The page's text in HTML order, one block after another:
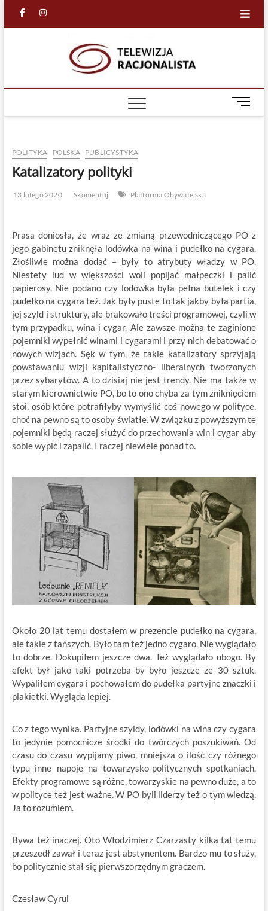
facebook
in
M
e
POLITYKA POLSKA PUBLICYSTYKA
Katalizatory polityki
13 lutego 2020 Skomentuj Platforma Obywatelska
Prasa doniosła, że wraz ze zmianą przewodniczącego PO z
jego gabinetu zniknęła lodówka na wina i pudełko na cygara.
Złośliwie można dodać – były to atrybuty władzy w PO.
Niestety lud w większości woli popijać małpeczki i palić
papierosy. Nie podano czy lodówka była pełna butelek i czy
pudełko na cygara też. Jak były puste to tak jakby była partia,
jej szyld i struktury, ale brakowało treści programowej, czyli w
tym przypadku, wina i cygar. Ale zawsze można te zaginione
pojemniki wypełnić winami i cygarami i przy nich debatować o
nowych wizjach. Sęk w tym, że takie katalizatory sprzyjają
powstawaniu wizji kapitalistyczno- liberalnych tworzonych
przez sybarytów. A to dzisiaj nie jest trendy. Nie ma także w
starym kierownictwie PO, bo to ono chyba za tym zniknięciem
stoi, osób które potrafiłyby wymyślić coś nowego w polityce,
choć na pewno są to osoby światłe. W związku z powyższym te
pojemniki będą raczej służyć do przechowania win i cygar aby
sobie wypić i zapalić. I raczej niewiele ponad to.
Około 20 lat temu dostałem w prezencie pudełko na cygara,
ale takie z tańszych. Było tam też jedno cygaro. Nie wyglądało
to dobrze. Dokupiłem jeszcze dwa. Też wyglądało ubogo. By
efekt był jako taki potrzeba by było jeszcze ze 30 sztuk.
Wypaliłem cygara i pochowałem do pudełka partyjne znaczki i
plakietki. Wygląda lepiej.
Co z tego wynika. Partyjne szyldy, lodówki na wina czy cygara
to jedynie pomocnicze środki do twórczych poszukiwań. Od
czasu do czasu wypijamy piwo, mniejsza o ilość czy różnego
typu inne napoje na towarzysko-politycznych spotkaniach.
Efekty programowe są różne, towarzyskie na pewno duże, a to
w polityce też jest ważne. W PO byli liderzy też o tym wiedzą.
Ja to rozumiem.
Bywa też inaczej. Oto Włodzimierz Czarzasty kilka tat temu
przeszedł zawał i teraz jest abstynentem. Bardzo mu to służy,
bo politycznie stał się pierwszorzędnym graczem.
Czesław Cyrul